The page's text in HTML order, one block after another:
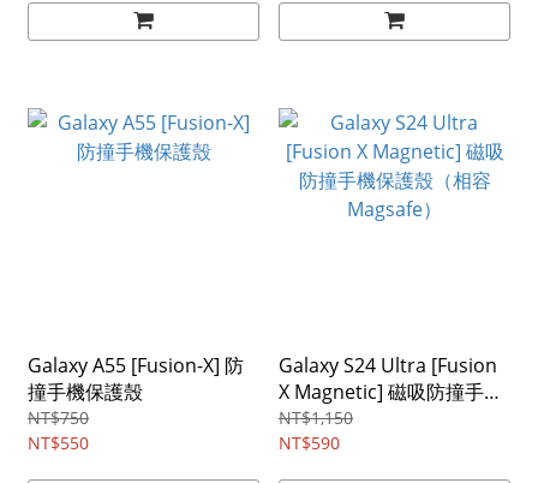
Galaxy A55 [Fusion-X] 防
撞手機保護殼
NT$750
NT$550
Galaxy S24 Ultra [Fusion
X Magnetic] 磁吸防撞手機
保護殼（相容 Magsafe）
NT$1,150
NT$590